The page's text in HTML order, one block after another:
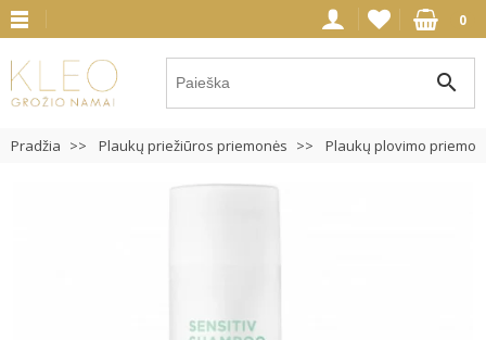
0
search
Pradžia Plaukų priežiūros priemonės Plaukų plovimo